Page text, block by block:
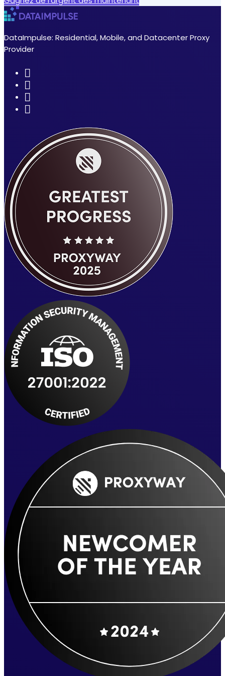
DataImpulse: Residential, Mobile, and Datacenter Proxy
Provider